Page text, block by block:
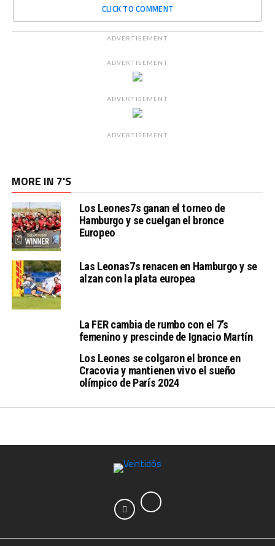
CLICK TO COMMENT
ADVERTISEMENT
ADVERTISEMENT
ADVERTISEMENT
ADVERTISEMENT
MORE IN 7'S
Los Leones7s ganan el torneo de
Hamburgo y se cuelgan el bronce
Europeo
Las Leonas7s renacen en Hamburgo y se
alzan con la plata europea
La FER cambia de rumbo con el 7’s
femenino y prescinde de Ignacio Martín
Los Leones se colgaron el bronce en
Cracovia y mantienen vivo el sueño
olímpico de París 2024